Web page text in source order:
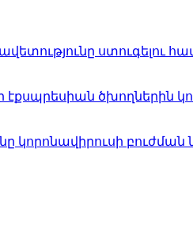
ստուգելու
ծխողներին
կորոնավիրուսի